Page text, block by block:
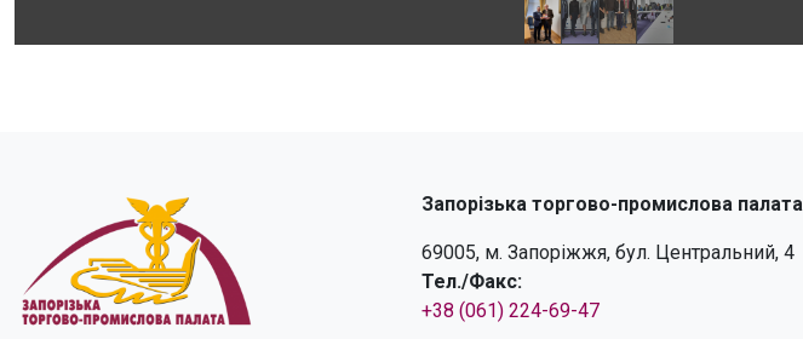
Запорізька торгово-промислова палата
69005, м. Запоріжжя, бул. Центральний, 4
Тел./Факс:
+38 (061) 224-69-47